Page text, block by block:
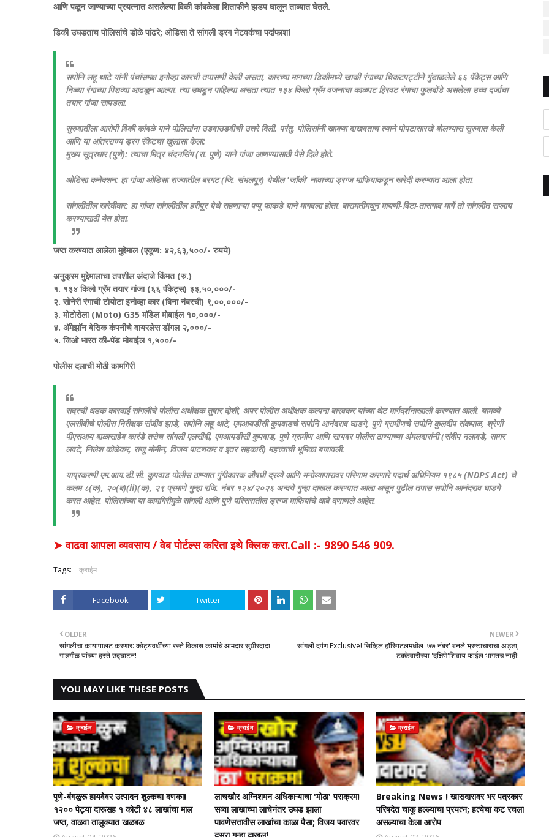
आणि पळून जाण्याच्या प्रयत्नात असलेल्या विकी कांबळेला शिताफीने झडप घालून ताब्यात घेतले.
​डिकी उघडताच पोलिसांचे डोळे पांढरे; ओडिसा ते सांगली ड्रग नेटवर्कचा पर्दाफाश!
सपोनि लहू थाटे यांनी पंचांसमक्ष इनोव्हा कारची तपासणी केली असता, कारच्या मागच्या डिकीमध्ये खाकी रंगाच्या चिकटपट्टीने गुंडाळलेले ६६ पॅकेट्स आणि
निळ्या रंगाच्या पिशव्या आढळून आल्या. त्या उघडून पाहिल्या असता त्यात १३४ किलो ग्रॅम वजनाचा काळपट हिरवट रंगाचा फुलबोंडे असलेला उच्च दर्जाचा
तयार गांजा सापडला.
​सुरुवातीला आरोपी विकी कांबळे याने पोलिसांना उडवाउडवीची उत्तरे दिली. परंतु, पोलिसांनी खाक्या दाखवताच त्याने पोपटासारखे बोलण्यास सुरुवात केली
आणि या आंतरराज्य ड्रग रॅकेटचा खुलासा केला:
​मुख्य सूत्रधार (पुणे): त्याचा मित्र चंदनसिंग (रा. पुणे) याने गांजा आणण्यासाठी पैसे दिले होते.
​ओडिसा कनेक्शन: हा गांजा ओडिसा राज्यातील बरगट (जि. संभलपूर) येथील 'जॉकी' नावाच्या ड्रग्ज माफियाकडून खरेदी करण्यात आला होता.
​सांगलीतील खरेदीदार: हा गांजा सांगलीतील हरीपूर येथे राहणाऱ्या पप्पू फाकडे याने मागवला होता. बारामतीमधून मायणी-विटा-तासगाव मार्गे तो सांगलीत सप्लाय
करण्यासाठी येत होता.
जप्त करण्यात आलेला मुद्देमाल (एकूण: ४२,६३,५००/- रुपये)
अनुक्रम मुद्देमालाचा तपशील अंदाजे किंमत (रु.)
१. १३४ किलो ग्रॅम तयार गांजा (६६ पॅकेट्स) ३३,५०,०००/-
२. सोनेरी रंगाची टोयोटा इनोव्हा कार (बिना नंबरची) ९,००,०००/-
३. मोटोरोला (Moto) G35 मॉडेल मोबाईल १०,०००/-
४. अ‍ॅमेझॉन बेसिक कंपनीचे वायरलेस डोंगल २,०००/-
५. जिओ भारत की-पॅड मोबाईल १,५००/-
पोलीस दलाची मोठी कामगिरी
सदरची धडक कारवाई सांगलीचे पोलीस अधीक्षक तुषार दोशी, अपर पोलीस अधीक्षक कल्पना बारवकर यांच्या थेट मार्गदर्शनाखाली करण्यात आली. यामध्ये
एलसीबीचे पोलीस निरीक्षक संजीव झाडे, सपोनि लहू थाटे, एमआयडीसी कुपवाडचे सपोनि आनंदराव घाडगे, पुणे ग्रामीणचे सपोनि कुलदीप संकपाळ, श्रेणी
पीएसआय बाळासाहेब कारंडे तसेच सांगली एलसीबी, एमआयडीसी कुपवाड, पुणे ग्रामीण आणि सायबर पोलीस ठाण्याच्या अंमलदारांनी (संदीप नलावडे, सागर
लवटे, निलेश कोळेकर, राजू मोमीन, विजय पाटणकर व इतर सहकारी) महत्त्वाची भूमिका बजावली.
​याप्रकरणी एम.आय.डी.सी. कुपवाड पोलीस ठाण्यात गुंगीकारक औषधी द्रव्ये आणि मनोव्यापारावर परिणाम करणारे पदार्थ अधिनियम १९८५ (NDPS Act) चे
कलम ८(क), २०(ब)(ii)(क), २९ प्रमाणे गुन्हा रजि. नंबर १२४/२०२६ अन्वये गुन्हा दाखल करण्यात आला असून पुढील तपास सपोनि आनंदराव घाडगे
करत आहेत. पोलिसांच्या या कामगिरीमुळे सांगली आणि पुणे परिसरातील ड्रग्ज माफियांचे धाबे दणाणले आहेत.
➤ वाढवा आपला व्यवसाय / वेब पोर्टल्स करिता इथे क्लिक करा.Call :- 9890 546 909.
Tags: क्राईम
Facebook Twitter
NEWER
सांगली दर्पण Exclusive! सिव्हिल हॉस्पिटलमधील '७७ नंबर' बनले भ्रष्टाचाराचा अड्डा;
टक्केवारीच्या 'दक्षिणे'शिवाय फाईल भागतच नाही!
OLDER
सांगलीचा कायापालट करणार: कोट्यवधींच्या रस्ते विकास कामांचे आमदार सुधीरदादा
गाडगीळ यांच्या हस्ते उद्घाटन!
YOU MAY LIKE THESE POSTS
क्राईम
पुणे-बंगळुरू हायवेवर उत्पादन शुल्कचा दणका!
१२०० पेट्या दारूसह १ कोटी ४८ लाखांचा माल
जप्त, वाळवा तालुक्यात खळबळ
क्राईम
लाचखोर अग्निशमन अधिकाऱ्याचा 'मोठा' पराक्रम!
सव्वा लाखाच्या लाचेनंतर उघड झाला
पावणेसत्तावीस लाखांचा काळा पैसा; विजय पवारवर
क्राईम
Breaking News ! खासदारावर भर पत्रकार
परिषदेत चाकू हल्ल्याचा प्रयत्न; हत्येचा कट रचला
असल्याचा केला आरोप